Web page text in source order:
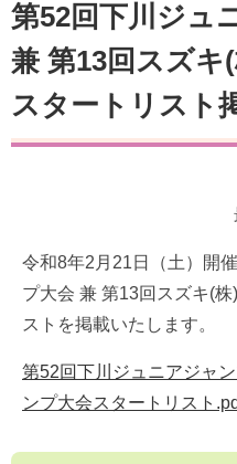
第52回下川ジュ
兼 第13回スズキ
スタートリスト
令和8年2月21日（土）開
プ大会 兼 第13回スズキ(
ストを掲載いたします。
第52回下川ジュニアジャ
ンプ大会スタートリスト